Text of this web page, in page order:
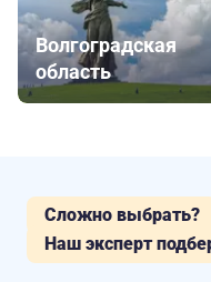
Волгоградская
область
Сложно выбрать?
Наш эксперт